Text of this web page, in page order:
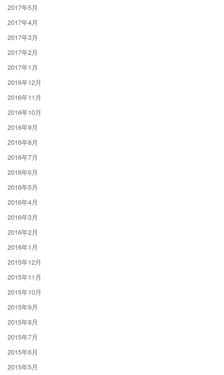
2017年5月
2017年4月
2017年3月
2017年2月
2017年1月
2016年12月
2016年11月
2016年10月
2016年9月
2016年8月
2016年7月
2016年6月
2016年5月
2016年4月
2016年3月
2016年2月
2016年1月
2015年12月
2015年11月
2015年10月
2015年9月
2015年8月
2015年7月
2015年6月
2015年5月